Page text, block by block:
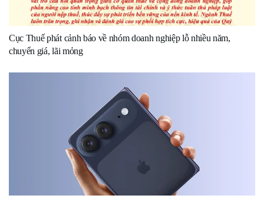
Cục Thuế phát cảnh báo về nhóm doanh nghiệp lỗ nhiều năm,
chuyển giá, lãi mỏng